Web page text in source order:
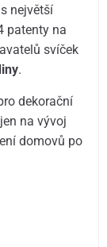
největší
patenty na
svíček
.
dekorační
na vývoj
domovů po